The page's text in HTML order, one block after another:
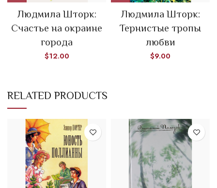
Людмила Шторк:
Счастье на окраине
города
$12.00
Людмила Шторк:
Тернистые тропы
любви
$9.00
RELATED PRODUCTS